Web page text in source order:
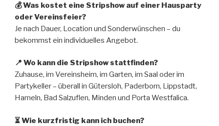
💰 Was kostet eine Stripshow auf einer Hausparty
oder Vereinsfeier?
Je nach Dauer, Location und Sonderwünschen – du
bekommst ein individuelles Angebot.
📍 Wo kann die Stripshow stattfinden?
Zuhause, im Vereinsheim, im Garten, im Saal oder im
Partykeller – überall in Gütersloh, Paderborn, Lippstadt,
Hameln, Bad Salzuflen, Minden und Porta Westfalica.
⏳ Wie kurzfristig kann ich buchen?